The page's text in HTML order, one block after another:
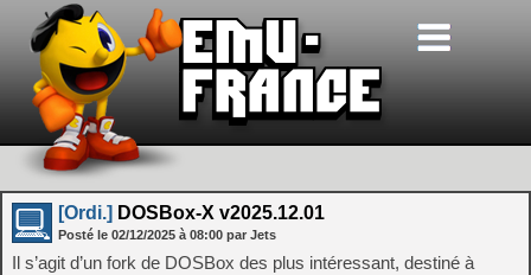
[Ordi.] DOSBox-X v2025.12.01
Posté le 02/12/2025 à 08:00 par Jets
Il s’agit d’un fork de DOSBox des plus intéressant, destiné à